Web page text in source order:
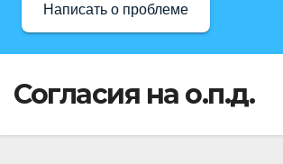
Написать о проблеме
Согласия на о.п.д.